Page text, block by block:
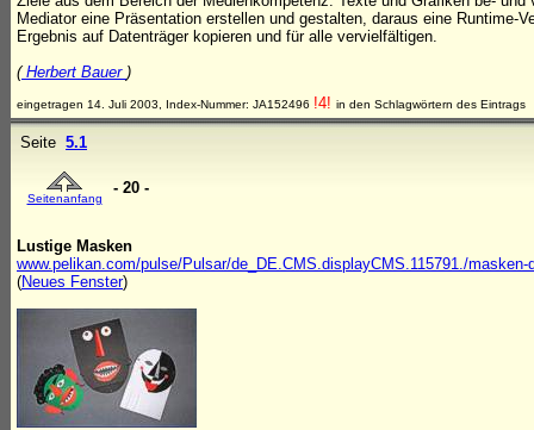
Mediator eine Präsentation erstellen und gestalten, daraus eine Runtime-
Ergebnis auf Datenträger kopieren und für alle vervielfältigen.
(Herbert Bauer )
eingetragen 14. Juli 2003, Index-Nummer: JA152496 !4! in den Schlagwörtern des Eintrags
Seite 5.1
Seitenanfang
- 20 -
Lustige Masken
www.pelikan.com/pulse/Pulsar/de_DE.CMS.displayCMS.115791./
(Neues Fenster)